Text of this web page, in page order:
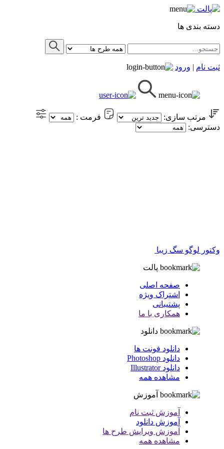
دسته بندی ها
ثبت نام | ورود
مرتب سازی:
فرمت :
دسترسی:
وکتور لوگو سگ زیبا
پالت
صفحه اصلی
اشتراک ویژه
پشتیبانی
همکاری با ما
دانلود
دانلود فونت ها
دانلود Photoshop
دانلود Illustrator
مشاهده همه
آموزش
آموزش ثبت نام
آموزش دانلود
آموزش ویرایش طرح ها
مشاهده همه